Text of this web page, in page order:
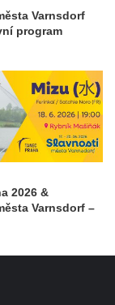
Varnsdorf
program
2026 &
Varnsdorf –